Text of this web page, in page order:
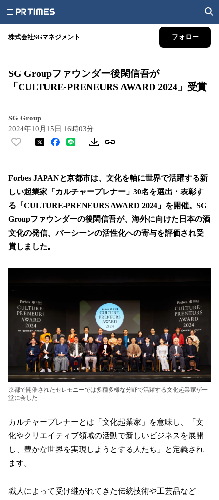
株式会社SGマネジメント フォロー
SG Groupファウンダー後閑信吾が
「CULTURE-PRENEURS AWARD 2024」受賞
SG Group
2024年10月15日 16時03分
い
！
数
読
み
込
み
中
す
Forbes JAPANと京都市は、文化を軸に世界で活躍する新
しい起業家「カルチャープレナー」30名を選出・表彰す
る「CULTURE-PRENEURS AWARD 2024」を開催。SG
Groupファウンダーの後閑信吾が、海外に向けた日本の酒
文化の発信、バーシーンの活性化への寄与を評価され受
賞しました。
京都で開催されたセレモニーでは多種多様な分野で活躍する文化起業家が一
堂に会した
カルチャープレナーとは「文化起業家」を意味し、「文
化やクリエイティブ領域の活動で新しいビジネスを展開
し、豊かな世界を実現しようとする人たち」と定義され
ます。
職人によって受け継がれてきた伝統技術や工芸品など